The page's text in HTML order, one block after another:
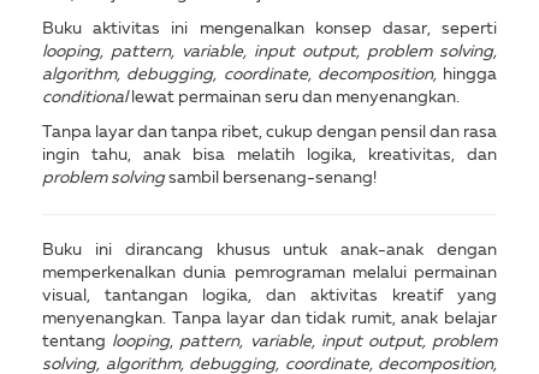
Buku aktivitas ini mengenalkan konsep dasar, seperti
looping, pattern, variable, input output, problem solving,
algorithm, debugging, coordinate, decomposition,hingga
conditionallewat permainan seru dan menyenangkan.
Tanpa layar dan tanpa ribet, cukup dengan pensil dan rasa
ingin tahu, anak bisa melatih logika, kreativitas, dan
problem solvingsambil bersenang-senang!
Buku ini dirancang khusus untuk anak-anak dengan
memperkenalkan dunia pemrograman melalui permainan
visual, tantangan logika, dan aktivitas kreatif yang
menyenangkan. Tanpa layar dan tidak rumit, anak belajar
tentang looping, pattern, variable, input output, problem
solving, algorithm, debugging, coordinate, decomposition,